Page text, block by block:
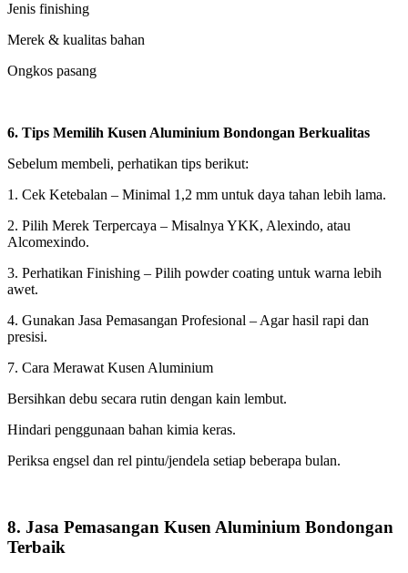
Jenis finishing
Merek & kualitas bahan
Ongkos pasang
6. Tips Memilih Kusen Aluminium Bondongan Berkualitas
Sebelum membeli, perhatikan tips berikut:
1. Cek Ketebalan – Minimal 1,2 mm untuk daya tahan lebih lama.
2. Pilih Merek Terpercaya – Misalnya YKK, Alexindo, atau
Alcomexindo.
3. Perhatikan Finishing – Pilih powder coating untuk warna lebih
awet.
4. Gunakan Jasa Pemasangan Profesional – Agar hasil rapi dan
presisi.
7. Cara Merawat Kusen Aluminium
Bersihkan debu secara rutin dengan kain lembut.
Hindari penggunaan bahan kimia keras.
Periksa engsel dan rel pintu/jendela setiap beberapa bulan.
8. Jasa Pemasangan Kusen Aluminium Bondongan
Terbaik